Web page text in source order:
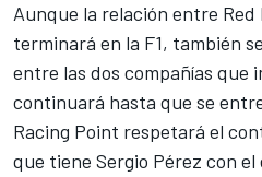
Aunque la relación entre
terminará en la F1, también
entre las dos compañías que
continuará hasta que se
Racing Point respetará el
que tiene Sergio Pérez con el